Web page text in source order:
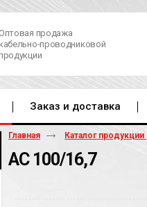
Оптовая продажа
кабельно-проводниковой
продукции
Заказ и доставка
Главная Каталог продукции
АС 100/16,7